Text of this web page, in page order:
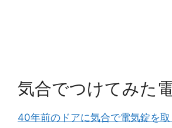
気合でつけてみた
40年前のドアに気合で電気錠を取